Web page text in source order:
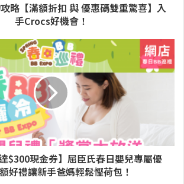
略【滿額折扣 與 優惠碼雙重驚喜】入
手Crocs好機會！
$300現金券】屈臣氏春日嬰兒專屬優
好禮讓新手爸媽輕鬆慳荷包！